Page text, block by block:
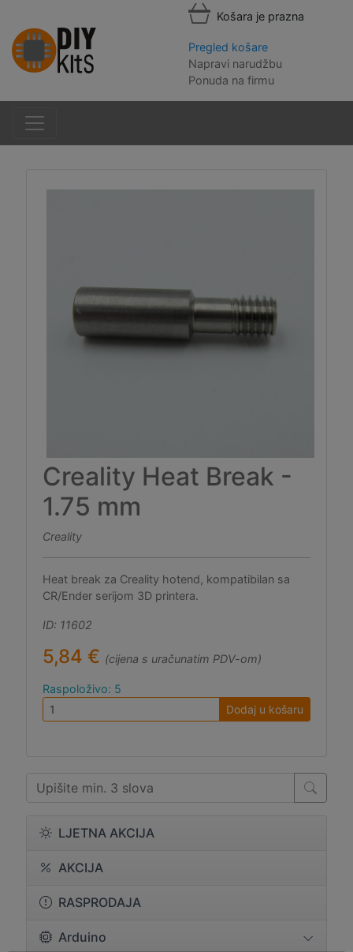
Košara je prazna
Pregled košare
Napravi narudžbu
Ponuda na firmu
LJETNA AKCIJA
AKCIJA
RASPRODAJA
Arduino
Creality Heat Break -
1.75 mm
Creality
Heat break za Creality hotend, kompatibilan sa
CR/Ender serijom 3D printera.
ID: 11602
5,84 € (cijena s uračunatim PDV-om)
Raspoloživo: 5
Dodaj u košaru